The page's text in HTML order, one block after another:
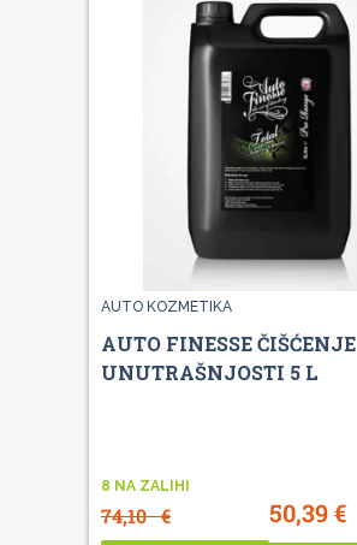
AUTO KOZMETIKA
AUTO FINESSE ČIŠĆENJE
UNUTRAŠNJOSTI 5 L
8 NA ZALIHI
74,10€ 50,39€